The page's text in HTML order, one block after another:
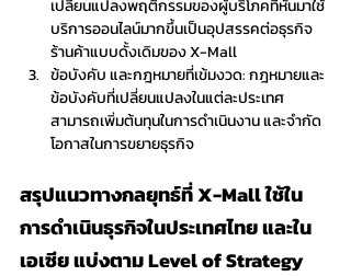
เปลี่ยนแปลงพฤติกรรมของผู้บริโภคที่หันมาใช้
บริการออนไลน์มากขึ้นเป็นอุปสรรคต่อธุรกิจ
ร้านค้าแบบดั้งเดิมของ X-Mall
ข้อบังคับ และกฎหมายที่เข้มงวด: กฎหมายและ
ข้อบังคับที่เปลี่ยนแปลงในแต่ละประเทศ
สามารถเพิ่มต้นทุนในการดำเนินงาน และจำกัด
โอกาสในการขยายธุรกิจ
สรุปแนวทางกลยุทธ์ที่ X-Mall ใช้ใน
การดำเนินธุรกิจในประเทศไทย และใน
เอเซีย แบ่งตาม Level of Strategy